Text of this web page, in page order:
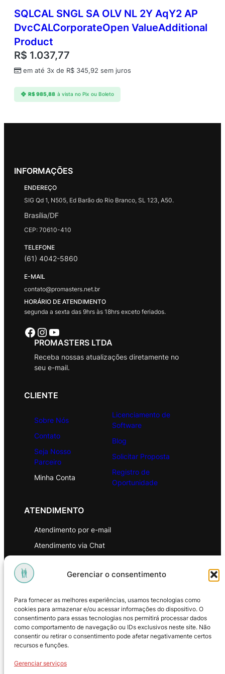
Gerenciar o consentimento
Para fornecer as melhores experiências, usamos tecnologias como
cookies para armazenar e/ou acessar informações do dispositivo. O
consentimento para essas tecnologias nos permitirá processar dados
como comportamento de navegação ou IDs exclusivos neste site. Não
consentir ou retirar o consentimento pode afetar negativamente certos
recursos e funções.
Gerenciar serviços
SQLCAL SNGL SA OLV NL 2Y AqY2 AP
DvcCALCorporateOpen ValueAdditional
Product
R$ 1.037,77
em até 3x de R$ 345,92 sem juros
R$985,88 à vista no Pix ou Boleto
INFORMAÇÕES
ENDEREÇO
SIG Qd 1, N505, Ed Barão do Rio Branco, SL 123, A50.
Brasília/DF
CEP: 70610-410
TELEFONE
(61) 4042-5860
E-MAIL
contato@promasters.net.br
HORÁRIO DE ATENDIMENTO
segunda a sexta das 9hrs às 18hrs exceto feriados.
Facebook Instagram Youtube
PROMASTERS LTDA
Receba nossas atualizações diretamente no
seu e-mail.
CLIENTE
Sobre Nós
Contato
Seja Nosso
Parceiro
Minha Conta
Licenciamento de
Software
Blog
Solicitar Proposta
Registro de
Oportunidade
ATENDIMENTO
Atendimento por e-mail
Atendimento via Chat
Política de Privacidade
Política de Troca e Devoluções
Política de Reembolso